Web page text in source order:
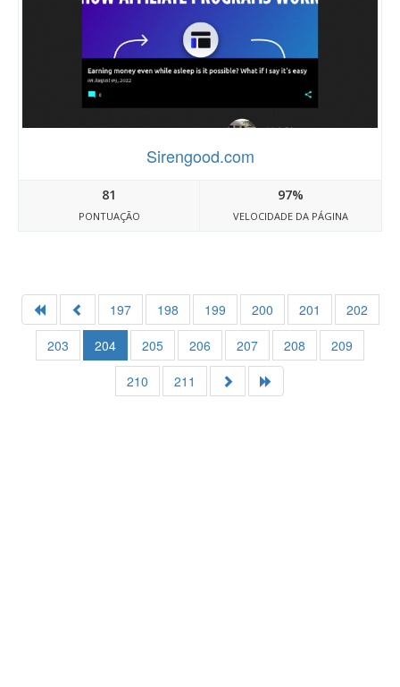
Sirengood.com
81
PONTUAÇÃO
97%
VELOCIDADE DA PÁGINA
197 198 199 200 201
202
203
204 205 206 207 208
209
210
211